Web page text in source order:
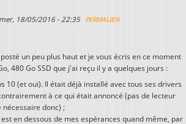
mer, 18/05/2016 - 22:35 PERMALIEN
un peu plus haut et je vous écris en ce moment
480 Go SSD que j'ai reçu il y a quelques jours :
10 (et oui). Il était déjà installé avec tous ses drivers
à ce qui était annoncé (pas de lecteur
nécessaire donc) ;
en dessous de mes espérances quand même, par